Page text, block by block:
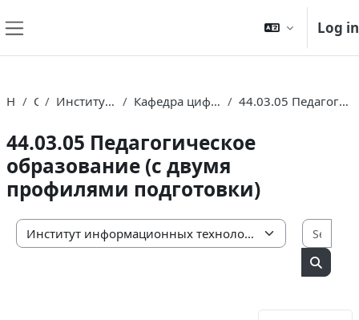
Log in
Home Courses Институт информационных технологий Кафедра цифрового образования, математики и физики 44.03.05 Педагогическое образование (с двумя профилями подготовки)
44.03.05 Педагогическое
образование (с двумя
профилями подготовки)
Course categories